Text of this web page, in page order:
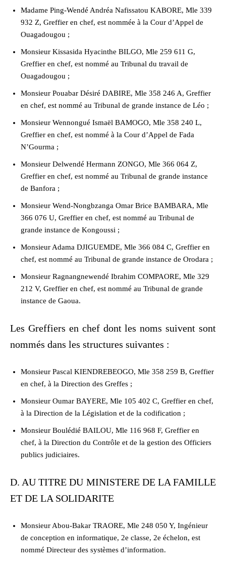
Madame Ping-Wendé Andréa Nafissatou KABORE, Mle 339
932 Z, Greffier en chef, est nommée à la Cour d’Appel de
Ouagadougou ;
Monsieur Kissasida Hyacinthe BILGO, Mle 259 611 G,
Greffier en chef, est nommé au Tribunal du travail de
Ouagadougou ;
Monsieur Pouabar Désiré DABIRE, Mle 358 246 A, Greffier
en chef, est nommé au Tribunal de grande instance de Léo ;
Monsieur Wennongué Ismaël BAMOGO, Mle 358 240 L,
Greffier en chef, est nommé à la Cour d’Appel de Fada
N’Gourma ;
Monsieur Delwendé Hermann ZONGO, Mle 366 064 Z,
Greffier en chef, est nommé au Tribunal de grande instance
de Banfora ;
Monsieur Wend-Nongbzanga Omar Brice BAMBARA, Mle
366 076 U, Greffier en chef, est nommé au Tribunal de
grande instance de Kongoussi ;
Monsieur Adama DJIGUEMDE, Mle 366 084 C, Greffier en
chef, est nommé au Tribunal de grande instance de Orodara ;
Monsieur Ragnangnewendé Ibrahim COMPAORE, Mle 329
212 V, Greffier en chef, est nommé au Tribunal de grande
instance de Gaoua.
Les Greffiers en chef dont les noms suivent sont
nommés dans les structures suivantes :
Monsieur Pascal KIENDREBEOGO, Mle 358 259 B, Greffier
en chef, à la Direction des Greffes ;
Monsieur Oumar BAYERE, Mle 105 402 C, Greffier en chef,
à la Direction de la Législation et de la codification ;
Monsieur Boulédié BAILOU, Mle 116 968 F, Greffier en
chef, à la Direction du Contrôle et de la gestion des Officiers
publics judiciaires.
D. AU TITRE DU MINISTERE DE LA FAMILLE
ET DE LA SOLIDARITE
Monsieur Abou-Bakar TRAORE, Mle 248 050 Y, Ingénieur
de conception en informatique, 2e classe, 2e échelon, est
nommé Directeur des systèmes d’information.